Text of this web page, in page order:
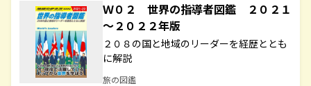
Ｗ０２ 世界の指導者図鑑 ２０２１
～２０２２年版
２０８の国と地域のリーダーを経歴ととも
に解説
旅の図鑑